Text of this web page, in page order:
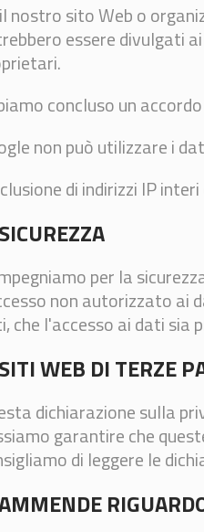
nostro sito Web o
essere divulgati
concluso un
non può utilizzare i
di indirizzi IP
per la
non autorizzato ai
che l'accesso ai dati sia
WEB DI TERZE
dichiarazione sulla
garantire che
di leggere le